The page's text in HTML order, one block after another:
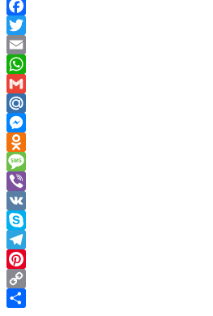
Facebook
Twitter
Email
WhatsApp
Gmail
Mail.Ru
Messenger
Odnoklassniki
Message
Viber
VK
Skype
Telegram
Pinterest
Copy